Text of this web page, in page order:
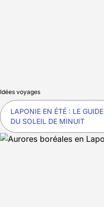
Idées voyages
LAPONIE EN ÉTÉ : LE GUIDE
DU SOLEIL DE MINUIT